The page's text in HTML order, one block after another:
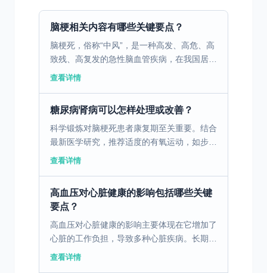
脑梗相关内容有哪些关键要点？
脑梗死，俗称“中风”，是一种高发、高危、高
致残、高复发的急性脑血管疾病，在我国居民
死因顺位中长期位居前列。它发病突然、进展
查看详情
糖尿病肾病可以怎样处理或改善？
科学锻炼对脑梗死患者康复期至关重要。结合
最新医学研究，推荐适度的有氧运动，如步行
和游泳，这些运动可促进血液循环，增强心肺
查看详情
高血压对心脏健康的影响包括哪些关键
要点？
高血压对心脏健康的影响主要体现在它增加了
心脏的工作负担，导致多种心脏疾病。长期的
高血压会使得心脏必须更加努力地泵血，从而
查看详情